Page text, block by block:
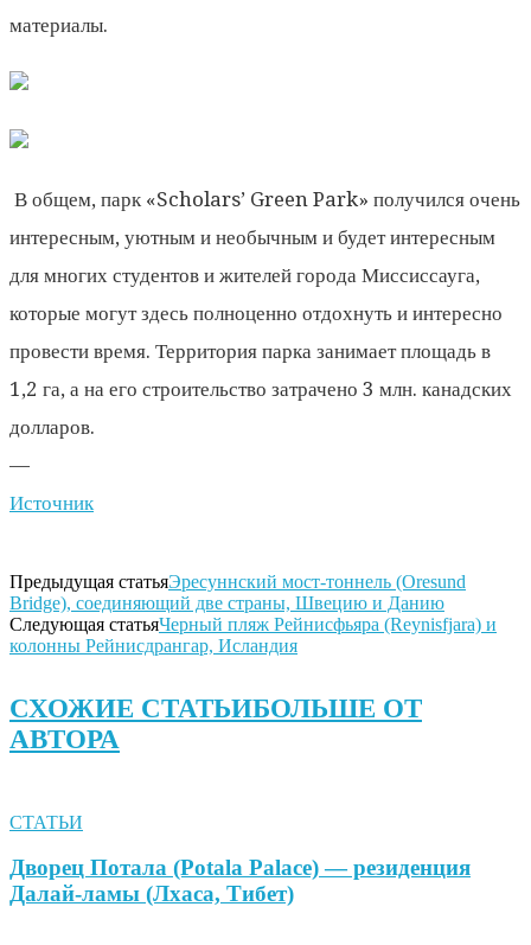
материалы.
В общем, парк «Scholars’ Green Park» получился очень
интересным, уютным и необычным и будет интересным
для многих студентов и жителей города Миссиссауга,
которые могут здесь полноценно отдохнуть и интересно
провести время. Территория парка занимает площадь в
1,2 га, а на его строительство затрачено 3 млн. канадских
долларов.
—
Источник
Предыдущая статьяЭресуннский мост-тоннель (Oresund
Bridge), соединяющий две страны, Швецию и Данию
Следующая статьяЧерный пляж Рейнисфьяра (Reynisfjara) и
колонны Рейнисдрангар, Исландия
СХОЖИЕ СТАТЬИБОЛЬШЕ ОТ
АВТОРА
СТАТЬИ
Дворец Потала (Potala Palace) — резиденция
Далай-ламы (Лхаса, Тибет)